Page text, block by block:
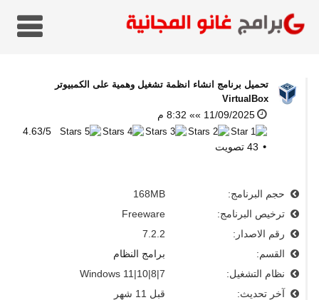
تحميل برنامج انشاء انظمة تشغيل وهمية على الكمبيوتر
VirtualBox
11/09/2025 »» 8:32 م
4.63/5
43تصويت
حجم البرنامج:
168MB
ترخيص البرنامج:
Freeware
رقم الاصدار:
7.2.2
القسم:
برامج النظام
نظام التشغيل:
Windows 11|10|8|7
آخر تحديث:
قبل 11 شهر